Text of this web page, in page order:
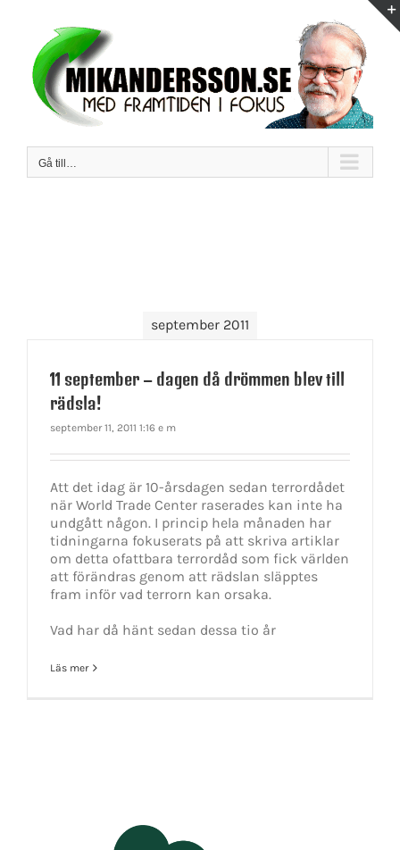
innehållet
Gå till…
september 2011
11 september – dagen då drömmen blev till
rädsla!
september 11, 2011 1:16 e m
Att det idag är 10-årsdagen sedan terrordådet
när World Trade Center raserades kan inte ha
undgått någon. I princip hela månaden har
tidningarna fokuserats på att skriva artiklar
om detta ofattbara terrordåd som fick världen
att förändras genom att rädslan släpptes
fram inför vad terrorn kan orsaka.
Vad har då hänt sedan dessa tio år
Läs mer